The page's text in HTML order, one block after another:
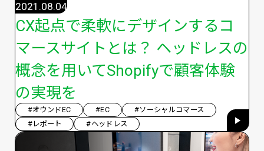
CX起点で柔軟にデザインするコ
マースサイトとは？ ヘッドレスの
概念を用いてShopifyで顧客体験
の実現を
2021.08.04
#オウンドEC #EC
#ソーシャルコマース
#レポート
#ヘッドレス